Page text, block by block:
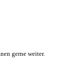
gerne weiter.